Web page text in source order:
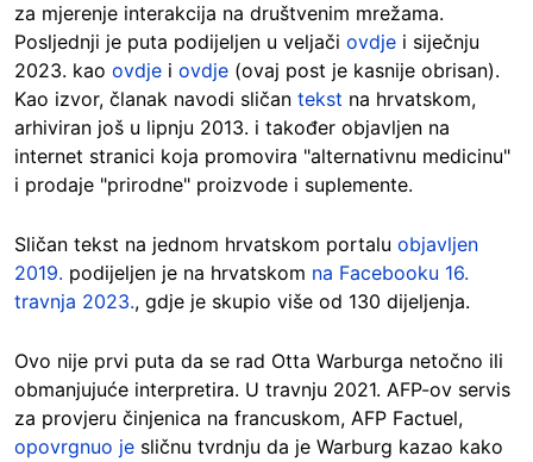
za mjerenje interakcija na društvenim mrežama.
Posljednji je puta podijeljen u veljači ovdje i siječnju
2023. kao ovdje i ovdje (ovaj post je kasnije obrisan).
Kao izvor, članak navodi sličan tekst na hrvatskom,
arhiviran još u lipnju 2013. i također objavljen na
internet stranici koja promovira "alternativnu medicinu"
i prodaje "prirodne" proizvode i suplemente.
Sličan tekst na jednom hrvatskom portalu objavljen
2019. podijeljen je na hrvatskom na Facebooku 16.
travnja 2023., gdje je skupio više od 130 dijeljenja.
Ovo nije prvi puta da se rad Otta Warburga netočno ili
obmanjujuće interpretira. U travnju 2021. AFP-ov servis
za provjeru činjenica na francuskom, AFP Factuel,
opovrgnuo je sličnu tvrdnju da je Warburg kazao kako